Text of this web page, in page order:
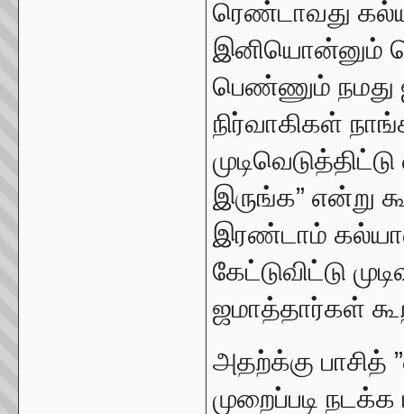
ரெண்டாவது
இனியொன்னும்
பெண்ணும்
நிர்வாகிகள்
இருங்க” என்று
இரண்டாம்
கேட்டுவிட்டு
ஜமாத்தார்கள்
அதற்க்கு பாசித்
முறைப்படி நடக்க